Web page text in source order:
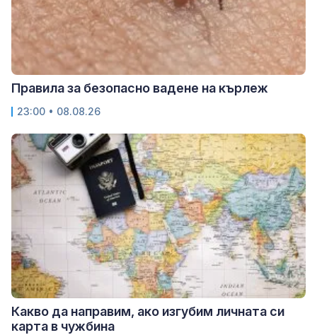
Правила за безопасно вадене на кърлеж
23:00 • 08.08.26
Какво да направим, ако изгубим личната си
карта в чужбина